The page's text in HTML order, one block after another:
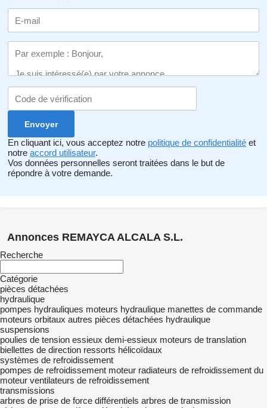
En cliquant ici, vous acceptez notre politique de confidentialité et
notre accord utilisateur.
Vos données personnelles seront traitées dans le but de
répondre à votre demande.
Annonces REMAYCA ALCALA S.L.
Recherche
Catégorie
pièces détachées
hydraulique
pompes hydrauliques moteurs hydraulique manettes de commande
moteurs orbitaux autres pièces détachées hydraulique
suspensions
poulies de tension essieux demi-essieux moteurs de translation
biellettes de direction ressorts hélicoïdaux
systèmes de refroidissement
pompes de refroidissement moteur radiateurs de refroidissement du
moteur ventilateurs de refroidissement
transmissions
arbres de prise de force différentiels arbres de transmission